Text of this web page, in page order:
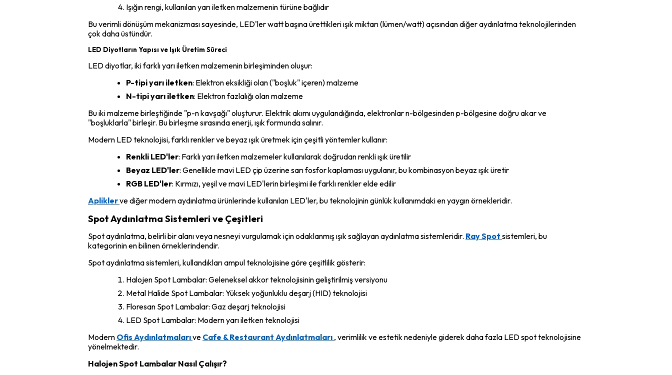
Işığın rengi, kullanılan yarı iletken malzemenin türüne bağlıdır
Bu verimli dönüşüm mekanizması sayesinde, LED'ler watt başına ürettikleri ışık miktarı (lümen/watt) açısından diğer aydınlatma teknolojilerinden
çok daha üstündür.
LED Diyotların Yapısı ve Işık Üretim Süreci
LED diyotlar, iki farklı yarı iletken malzemenin birleşiminden oluşur:
P-tipi yarı iletken: Elektron eksikliği olan ("boşluk" içeren) malzeme
N-tipi yarı iletken: Elektron fazlalığı olan malzeme
Bu iki malzeme birleştiğinde "p-n kavşağı" oluşturur. Elektrik akımı uygulandığında, elektronlar n-bölgesinden p-bölgesine doğru akar ve
"boşluklarla" birleşir. Bu birleşme sırasında enerji, ışık formunda salınır.
Modern LED teknolojisi, farklı renkler ve beyaz ışık üretmek için çeşitli yöntemler kullanır:
Renkli LED'ler: Farklı yarı iletken malzemeler kullanılarak doğrudan renkli ışık üretilir
Beyaz LED'ler: Genellikle mavi LED çip üzerine sarı fosfor kaplaması uygulanır, bu kombinasyon beyaz ışık üretir
RGB LED'ler: Kırmızı, yeşil ve mavi LED'lerin birleşimi ile farklı renkler elde edilir
Apliklerve diğer modern aydınlatma ürünlerinde kullanılan LED'ler, bu teknolojinin günlük kullanımdaki en yaygın örnekleridir.
Spot Aydınlatma Sistemleri ve Çeşitleri
Spot aydınlatma, belirli bir alanı veya nesneyi vurgulamak için odaklanmış ışık sağlayan aydınlatma sistemleridir. Ray Spot sistemleri, bu
kategorinin en bilinen örneklerindendir.
Spot aydınlatma sistemleri, kullandıkları ampul teknolojisine göre çeşitlilik gösterir:
Halojen Spot Lambalar: Geleneksel akkor teknolojisinin geliştirilmiş versiyonu
Metal Halide Spot Lambalar: Yüksek yoğunluklu deşarj (HID) teknolojisi
Floresan Spot Lambalar: Gaz deşarj teknolojisi
LED Spot Lambalar: Modern yarı iletken teknolojisi
Modern Ofis Aydınlatmalarıve Cafe & Restaurant Aydınlatmaları , verimlilik ve estetik nedeniyle giderek daha fazla LED spot teknolojisine
yönelmektedir.
Halojen Spot Lambalar Nasıl Çalışır?